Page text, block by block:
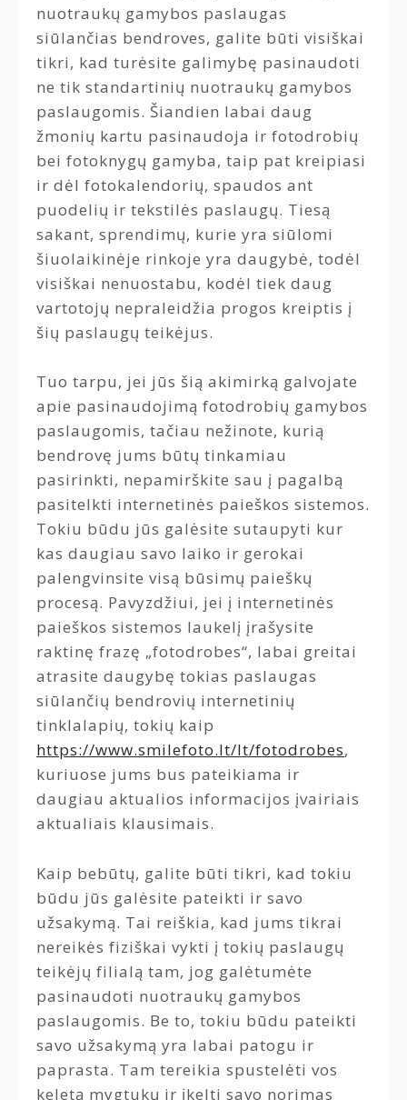
nuotraukų gamybos paslaugas
siūlančias bendroves, galite būti visiškai
tikri, kad turėsite galimybę pasinaudoti
ne tik standartinių nuotraukų gamybos
paslaugomis. Šiandien labai daug
žmonių kartu pasinaudoja ir fotodrobių
bei fotoknygų gamyba, taip pat kreipiasi
ir dėl fotokalendorių, spaudos ant
puodelių ir tekstilės paslaugų. Tiesą
sakant, sprendimų, kurie yra siūlomi
šiuolaikinėje rinkoje yra daugybė, todėl
visiškai nenuostabu, kodėl tiek daug
vartotojų nepraleidžia progos kreiptis į
šių paslaugų teikėjus.
Tuo tarpu, jei jūs šią akimirką galvojate
apie pasinaudojimą fotodrobių gamybos
paslaugomis, tačiau nežinote, kurią
bendrovę jums būtų tinkamiau
pasirinkti, nepamirškite sau į pagalbą
pasitelkti internetinės paieškos sistemos.
Tokiu būdu jūs galėsite sutaupyti kur
kas daugiau savo laiko ir gerokai
palengvinsite visą būsimų paieškų
procesą. Pavyzdžiui, jei į internetinės
paieškos sistemos laukelį įrašysite
raktinę frazę „fotodrobes“, labai greitai
atrasite daugybę tokias paslaugas
siūlančių bendrovių internetinių
tinklalapių, tokių kaip
https://www.smilefoto.lt/lt/fotodrobes,
kuriuose jums bus pateikiama ir
daugiau aktualios informacijos įvairiais
aktualiais klausimais.
Kaip bebūtų, galite būti tikri, kad tokiu
būdu jūs galėsite pateikti ir savo
užsakymą. Tai reiškia, kad jums tikrai
nereikės fiziškai vykti į tokių paslaugų
teikėjų filialą tam, jog galėtumėte
pasinaudoti nuotraukų gamybos
paslaugomis. Be to, tokiu būdu pateikti
savo užsakymą yra labai patogu ir
paprasta. Tam tereikia spustelėti vos
keletą mygtukų ir įkelti savo norimas